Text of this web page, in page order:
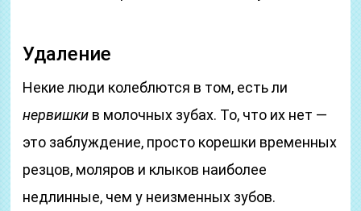
Удаление
Некие люди колеблются в том, есть ли
нервишки в молочных зубах. То, что их нет —
это заблуждение, просто корешки временных
резцов, моляров и клыков наиболее
недлинные, чем у неизменных зубов.